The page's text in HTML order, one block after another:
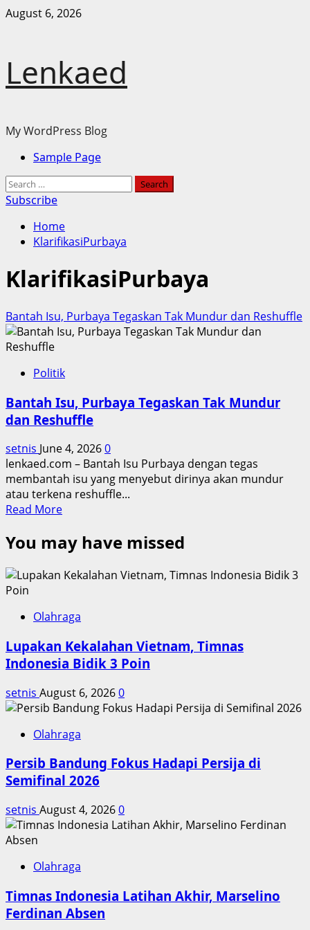
Skip
August 6, 2026
Lenkaed
My WordPress Blog
PrimarySample Page
Search
for:
Subscribe
Home
KlarifikasiPurbaya
KlarifikasiPurbaya
Bantah Isu, Purbaya Tegaskan Tak Mundur dan Reshuffle
Politik
Bantah Isu, Purbaya Tegaskan Tak Mundur
dan Reshuffle
setnis June 4, 20260
lenkaed.com – Bantah Isu Purbaya dengan tegas
membantah isu yang menyebut dirinya akan mundur
atau terkena reshuffle...
Read MoreRead
about
Bantah
Isu,
Tak
dan
Reshuffle
You may have missed
Olahraga
Lupakan Kekalahan Vietnam, Timnas
Indonesia Bidik 3 Poin
setnis August 6, 20260
Olahraga
Persib Bandung Fokus Hadapi Persija di
Semifinal 2026
setnis August 4, 20260
Olahraga
Timnas Indonesia Latihan Akhir, Marselino
Ferdinan Absen